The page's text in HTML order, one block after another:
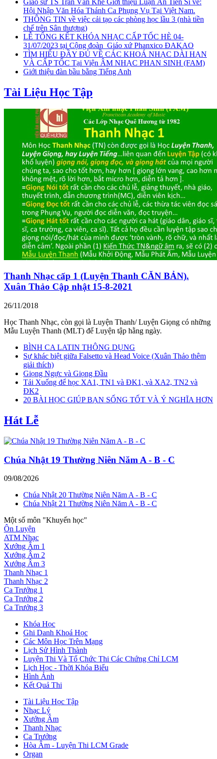
Hội Nhập Văn Hóa Thánh Ca Phụng Vụ Tại Việt Nam.
THÔNG TIN về việc cải tạo các phòng học lầu 3 (nhà tiền
chế trên Sân thượng)
LỄ TỔNG KẾT KHÓA NHẠC CẤP TỐC HÈ 04-
31/07/2023 tại Cộng đoàn_Giáo xứ Phanxico ĐAKAO
TÌM HIỂU ĐẦY ĐỦ VỀ CÁC KHOÁ NHẠC DÀI HẠN
VÀ CẤP TỐC Tại Viện ÂM NHẠC PHAN SINH (FAM)
Giới thiệu đàn bầu bằng Tiếng Anh
Tài Liệu Học Tập
Thanh Nhạc cấp 1 (Luyện Thanh CĂN BẢN).
Xuân Thảo Cập nhật 15-8-2021
26/11/2018
Học Thanh Nhạc, còn gọi là Luyện Thanh/ Luyện Giọng có những
Mẫu Luyện Thanh (MLT) để Luyện tập hằng ngày.
BÌNH CA LATIN THÔNG DỤNG
Sự khác biệt giữa Falsetto và Head Voice (Xuân Thảo thêm
giải thích)
Giọng Ngực và Giọng Đầu
Tải Xuống để học XA1, TN1 và ĐK1, và XA2, TN2 và
ĐK2
20 BÀI HỌC GIÚP BẠN SỐNG TỐT VÀ Ý NGHĨA HƠN
Hát Lễ
Chúa Nhật 19 Thường Niên Năm A - B - C
09/08/2026
Chúa Nhật 20 Thường Niên Năm A - B - C
Chúa Nhật 21 Thường Niên Năm A - B - C
Một số môn "Khuyến học"
Ôn Luyện
ATM Nhạc
Xướng Âm 1
Xướng Âm 2
Xướng Âm 3
Thanh Nhạc 1
Thanh Nhạc 2
Ca Trưởng 1
Ca Trưởng 2
Ca Trưởng 3
Khóa Học
Ghi Danh Khoá Học
Các Môn Học Trên Mạng
Lịch Sử Hình Thành
Luyện Thi Và Tổ Chức Thi Các Chứng Chỉ LCM
Lịch Học - Thời Khóa Biểu
Hình Ảnh
Kết Quả Thi
Tài Liệu Học Tập
Nhạc Lý
Xướng Âm
Thanh Nhạc
Ca Trưởng
Hòa Âm - Luyện Thi LCM Grade
Organ